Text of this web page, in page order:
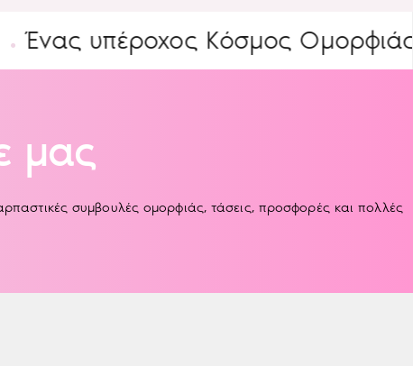
υπέροχος Κόσμος Ομορφιάς
μας
συμβουλές ομορφιάς, τάσεις, προσφορές και πολλές